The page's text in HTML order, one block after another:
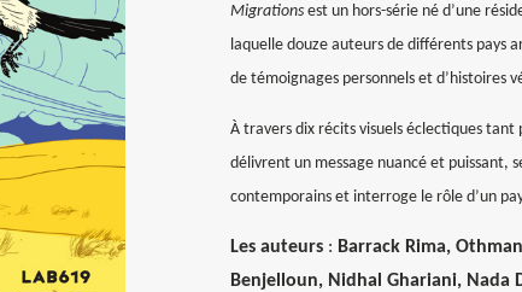
Migrations est un hors-série né d’une
laquelle douze auteurs de différents pays
de témoignages personnels et d’histoires
À travers dix récits visuels éclectiques
délivrent un message nuancé et puissant,
contemporains et interroge le rôle d’un
Les auteurs : Barrack Rima,
Benjelloun, Nidhal Ghariani, Nada